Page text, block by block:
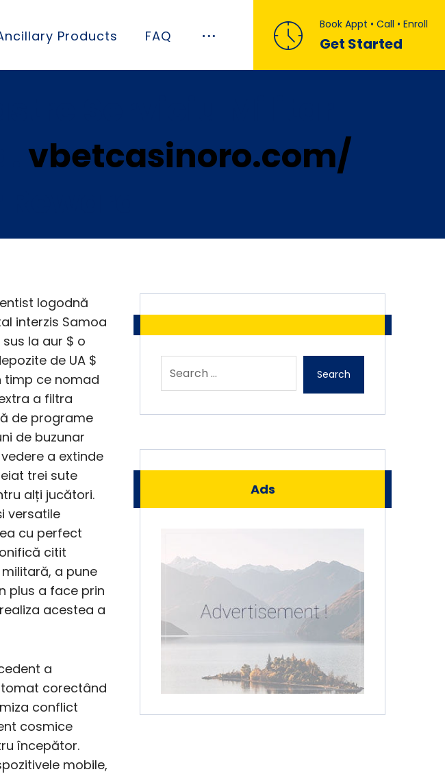
Book Appt • Call • Enroll
Get Started
Products FAQ
vbetcasinoro.com/
logodnă
interzis Samoa
la aur $ o
de UA $
timp ce nomad
a filtra
de programe
de buzunar
a extinde
trei sute
alți jucători.
versatile
cu perfect
citit
a pune
plus a face prin
acestea a
a
corectând
conflict
cosmice
începător.
mobile,
Search
Ads